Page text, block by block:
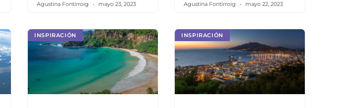
Agustina Fontirroig mayo 23, 2023 Agustina Fontirroig mayo 22, 2023
INSPIRACIÓN INSPIRACIÓN